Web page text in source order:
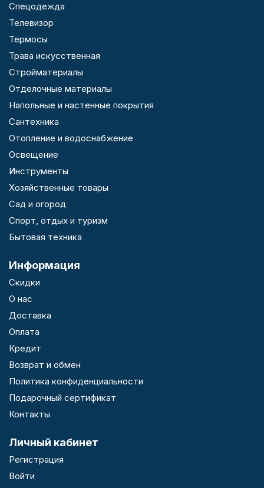
Спецодежда
Телевизор
Термосы
Трава искусственная
Стройматериалы
Отделочные материалы
Напольные и настенные покрытия
Сантехника
Отопление и водоснабжение
Освещение
Инструменты
Хозяйственные товары
Сад и огород
Спорт, отдых и туризм
Бытовая техника
Информация
Скидки
О нас
Доставка
Оплата
Кредит
Возврат и обмен
Политика конфиденциальности
Подарочный сертификат
Контакты
Личный кабинет
Регистрация
Войти